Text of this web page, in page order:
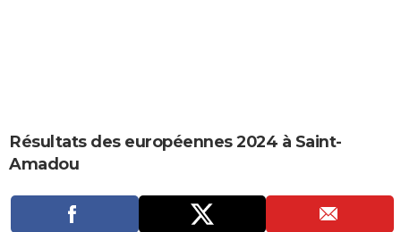
CARTE DE VOEUX
Carte de Noël
Carte Bonne année
Carte Saint-Valentin
Carte Pâques
Carte d'anniversaire
Dictionnaire
Biographies
Expressions
Proverbes
PROGRAMME TV
Résultats des européennes 2024 à Saint-
Amadou